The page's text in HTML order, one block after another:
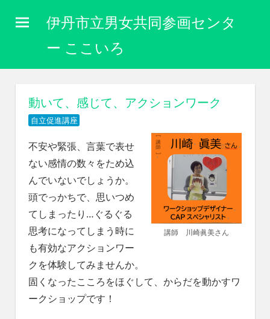
伊丹市立男女共同参画センタ
ー ここいろ
関
わ
な
く
自
分
ら
し
生
き
ら
れ
社
動いて、感じて、アクションワーク
自立促進講座
講師 川崎眞美さん
不安や緊張、言葉で表せ
ない感情の数々をため込
んでいないでしょうか。
頭でっかちで、思いつめ
てしまったり…ぐるぐる
思考になってしまう時に
も有効なアクションワー
クを体験してみませんか。
固くなったこころをほぐして、からだを動かすワ
ークショップです！